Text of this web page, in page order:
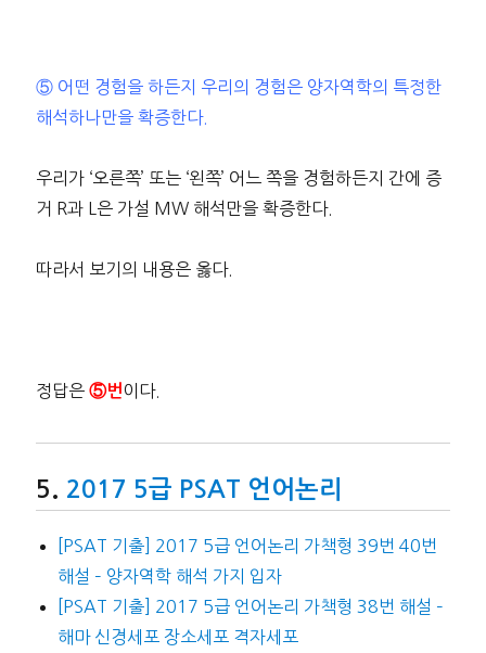
⑤ 어떤 경험을 하든지 우리의 경험은 양자역학의 특정한
해석하나만을 확증한다.
우리가 ‘오른쪽’ 또는 ‘왼쪽’ 어느 쪽을 경험하든지 간에 증
거 R과 L은 가설 MW 해석만을 확증한다.
따라서 보기의 내용은 옳다.
정답은⑤번 이다.
2017 5급 PSAT 언어논리
[PSAT 기출] 2017 5급 언어논리 가책형 39번 40번
해설 – 양자역학 해석 가지 입자
[PSAT 기출] 2017 5급 언어논리 가책형 38번 해설 –
해마 신경세포 장소세포 격자세포